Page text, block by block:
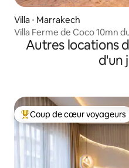
Villa ⋅ Marrakech
Villa Ferme de Coco 10mn
Autres locations
d'un
Coups de cœur voyageurs
Coup de cœur voyageurs